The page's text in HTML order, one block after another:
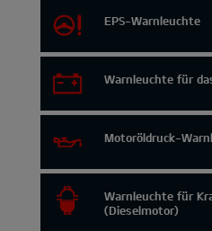
EPS-Warnleuchte
Warnleuchte für
Motoröldruck-
Warnleuchte für
(Dieselmotor)